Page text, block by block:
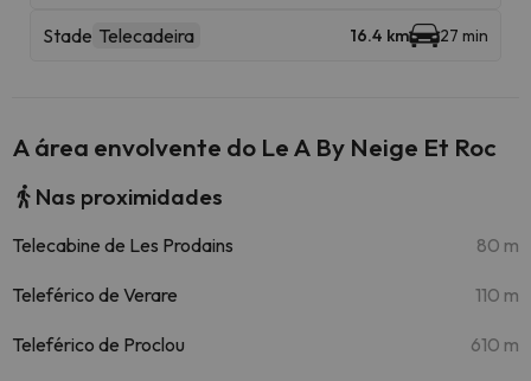
Stade Telecadeira 16.4 km 27 min
A área envolvente do Le A By Neige Et Roc
Nas proximidades
Telecabine de Les Prodains 80 m
Teleférico de Verare 110 m
Teleférico de Proclou 610 m